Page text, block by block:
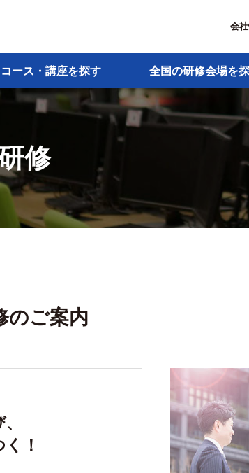
会
コース・講座を探す 全国の研修会場を
修
のご案内
！